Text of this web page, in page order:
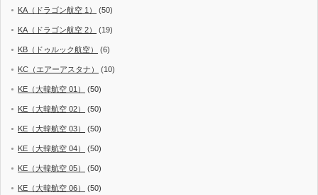
KA（ドラゴン航空 1） (50)
KA（ドラゴン航空 2） (19)
KB（ドゥルック航空） (6)
KC（エアーアスタナ） (10)
KE（大韓航空 01） (50)
KE（大韓航空 02） (50)
KE（大韓航空 03） (50)
KE（大韓航空 04） (50)
KE（大韓航空 05） (50)
KE（大韓航空 06） (50)